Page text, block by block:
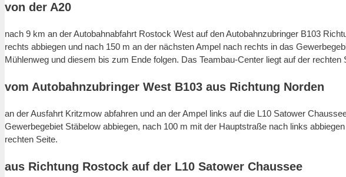
von der A20
nach 9 km an der Autobahnabfahrt Rostock West auf den Autobahnzubringer B103
rechts abbiegen und nach 150 m an der nächsten Ampel nach rechts in das
Mühlenweg und diesem bis zum Ende folgen. Das Teambau-Center liegt auf der rechten
vom Autobahnzubringer West B103 aus Richtung Norden
an der Ausfahrt Kritzmow abfahren und an der Ampel links auf die L10 Satower
Gewerbegebiet Stäbelow abbiegen, nach 100 m mit der Hauptstraße nach links
rechten Seite.
aus Richtung Rostock auf der L10 Satower Chaussee